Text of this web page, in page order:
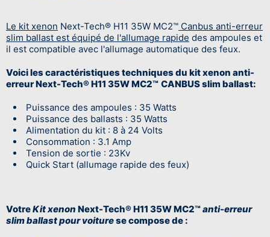
Le kit xenon Next-Tech® H11 35W MC2™ Canbus anti-erreur
slim ballast est équipé de l'allumage rapide des ampoules et
il est compatible avec l'allumage automatique des feux.
Voici les caractéristiques techniques du kit xenon anti-
erreur Next-Tech® H11 35W MC2™ CANBUS slim ballast:
Puissance des ampoules : 35 Watts
Puissance des ballasts : 35 Watts
Alimentation du kit : 8 à 24 Volts
Consommation : 3.1 Amp
Tension de sortie : 23Kv
Quick Start (allumage rapide des feux)
VotreKit xenon Next-Tech® H11 35W MC2™anti-erreur
slim ballast pour voiturese compose de :